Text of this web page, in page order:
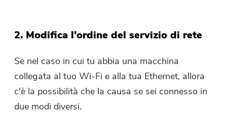
2. Modifica l'ordine del servizio di rete
Se nel caso in cui tu abbia una macchina
collegata al tuo Wi-Fi e alla tua Ethernet, allora
c'è la possibilità che la causa se sei connesso in
due modi diversi.